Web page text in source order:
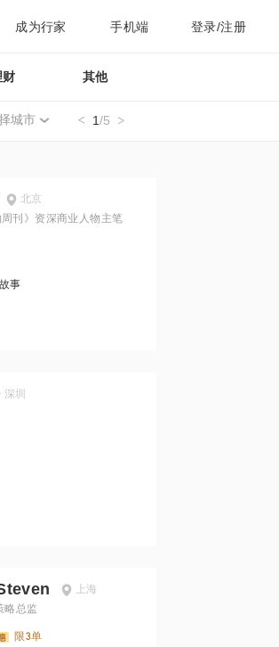
成为行家 手机端 登录/注册
财 其他
城市 1/5
北京
周刊》资深商业人物主笔
事
深圳
上海
略总监
限3单